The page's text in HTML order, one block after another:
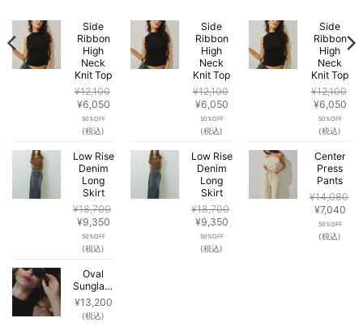
Side
Ribbon
High
Neck
Knit Top
¥12,100
元
の
価
は
¥12,100
で
し
た。
¥6,050現
格
す。
50%OFF
(税込)
Low Rise
Denim
Long
Skirt
¥18,700
元
の
価
は
¥18,700
で
し
¥9,350現
は
¥9,350
50%OFF
(税込)
Oval
Sunglasses
¥13,200
(税込)
Side
Ribbon
High
Neck
Knit Top
¥12,100
元
の
価
は
¥12,100
で
し
た。
¥6,050現
格
す。
50%OFF
(税込)
Low Rise
Denim
Long
Skirt
¥18,700
元
の
価
¥9,350現
50%OFF
(税込)
Side
Ribbon
High
Neck
Knit Top
¥12,100
元
の
価
は
¥12,100
で
し
た。
¥6,050現
格
で
50%OFF
(税込)
Center
Press
Pants
¥14,080
元
の
価
¥7,040現
50%OFF
(税込)